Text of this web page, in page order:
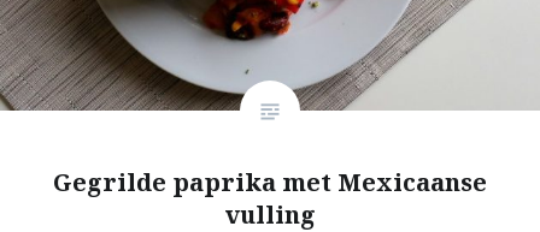
Gegrilde paprika met Mexicaanse
vulling